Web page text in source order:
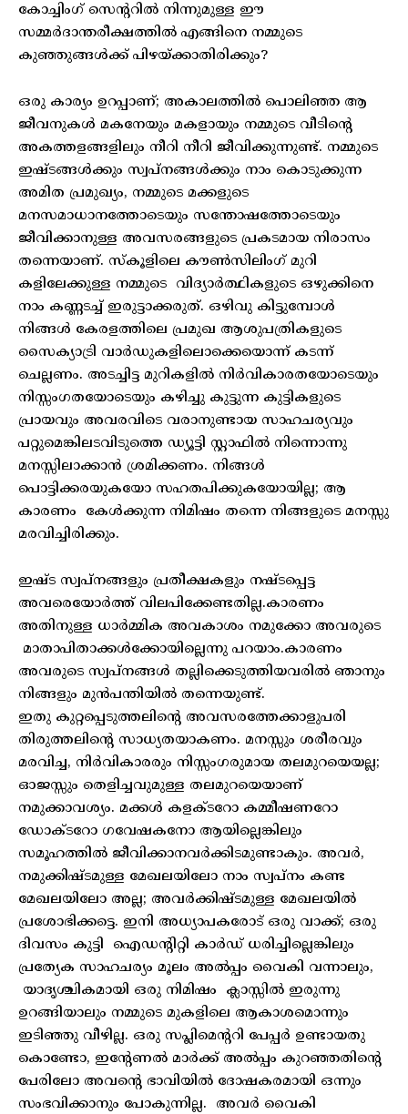
കോച്ചിംഗ് സെന്ററിൽ നിന്നുമുള്ള ഈ
സമ്മർദാന്തരീക്ഷത്തിൽ എങ്ങിനെ നമ്മുടെ
കുഞ്ഞുങ്ങൾക്ക് പിഴയ്ക്കാതിരിക്കും?
ഒരു കാര്യം ഉറപ്പാണ്; അകാലത്തിൽ പൊലിഞ്ഞ ആ
ജീവനുകൾ മകനേയും മകളായും നമ്മുടെ വീടിന്റെ
അകത്തളങ്ങളിലും നീറി നീറി ജീവിക്കുന്നുണ്ട്. നമ്മുടെ
ഇഷ്ടങ്ങൾക്കും സ്വപ്‌നങ്ങൾക്കും നാം കൊടുക്കുന്ന
അമിത പ്രമുഖ്യം, നമ്മുടെ മക്കളുടെ
മനസമാധാനത്തോടെയും സന്തോഷത്തോടെയും
ജീവിക്കാനുള്ള അവസരങ്ങളുടെ പ്രകടമായ നിരാസം
തന്നെയാണ്. സ്‌കൂളിലെ കൗൺസിലിംഗ് മുറി
കളിലേക്കുള്ള നമ്മുടെ വിദ്യാർത്ഥികളുടെ ഒഴുക്കിനെ
നാം കണ്ണടച്ച് ഇരുട്ടാക്കരുത്. ഒഴിവു കിട്ടുമ്പോൾ
നിങ്ങൾ കേരളത്തിലെ പ്രമുഖ ആശുപത്രികളുടെ
സൈക്യാട്രി വാർഡുകളിലൊക്കെയൊന്ന് കടന്ന്
ചെല്ലണം. അടച്ചിട്ട മുറികളിൽ നിർവികാരതയോടെയും
നിസ്സംഗതയോടെയും കഴിച്ചു കുട്ടുന്ന കുട്ടികളുടെ
പ്രായവും അവരവിടെ വരാനുണ്ടായ സാഹചര്യവും
പറ്റുമെങ്കിലടവിടുത്തെ ഡ്യൂട്ടി സ്റ്റാഫിൽ നിന്നൊന്നു
മനസ്സിലാക്കാൻ ശ്രമിക്കണം. നിങ്ങൾ
പൊട്ടിക്കരയുകയോ സഹതപിക്കുകയോയില്ല; ആ
കാരണം കേൾക്കുന്ന നിമിഷം തന്നെ നിങ്ങളുടെ മനസ്സു
മരവിച്ചിരിക്കും.
ഇഷ്ട സ്വപ്‌നങ്ങളും പ്രതീക്ഷകളും നഷ്ടപ്പെട്ട
അവരെയോർത്ത് വിലപിക്കേണ്ടതില്ല.കാരണം
അതിനുള്ള ധാർമ്മിക അവകാശം നമുക്കോ അവരുടെ
മാതാപിതാക്കൾക്കോയില്ലെന്നു പറയാം.കാരണം
അവരുടെ സ്വപ്‌നങ്ങൾ തല്ലിക്കെടുത്തിയവരിൽ ഞാനും
നിങ്ങളും മുൻപന്തിയിൽ തന്നെയുണ്ട്.
ഇതു കുറ്റപ്പെടുത്തലിന്റെ അവസരത്തേക്കാളുപരി
തിരുത്തലിന്റെ സാധ്യതയാകണം. മനസ്സും ശരീരവും
മരവിച്ച, നിർവികാരരും നിസ്സംഗരുമായ തലമുറയെയല്ല;
ഓജസ്സും തെളിച്ചവുമുള്ള തലമുറയെയാണ്
നമുക്കാവശ്യം. മക്കൾ കളക്ടറോ കമ്മീഷണറോ
ഡോക്ടറോ ഗവേഷകനോ ആയില്ലെങ്കിലും
സമൂഹത്തിൽ ജീവിക്കാനവർക്കിടമുണ്ടാകും. അവർ,
നമുക്കിഷ്ടമുള്ള മേഖലയിലോ നാം സ്വപ്‌നം കണ്ട
മേഖലയിലോ അല്ല; അവർക്കിഷ്ടമുള്ള മേഖലയിൽ
പ്രശോഭിക്കട്ടെ. ഇനി അധ്യാപകരോട് ഒരു വാക്ക്; ഒരു
ദിവസം കുട്ടി ഐഡന്റിറ്റി കാർഡ് ധരിച്ചില്ലെങ്കിലും
പ്രത്യേക സാഹചര്യം മൂലം അൽപ്പം വൈകി വന്നാലും,
യാദൃശ്ചികമായി ഒരു നിമിഷം ക്ലാസ്സിൽ ഇരുന്നു
ഉറങ്ങിയാലും നമ്മുടെ മുകളിലെ ആകാശമൊന്നും
ഇടിഞ്ഞു വീഴില്ല. ഒരു സപ്ലിമെന്ററി പേപ്പർ ഉണ്ടായതു
കൊണ്ടോ, ഇന്റേണൽ മാർക്ക് അൽപ്പം കുറഞ്ഞതിന്റെ
പേരിലോ അവന്റെ ഭാവിയിൽ ദോഷകരമായി ഒന്നും
സംഭവിക്കാനും പോകുന്നില്ല. അവർ വൈകി